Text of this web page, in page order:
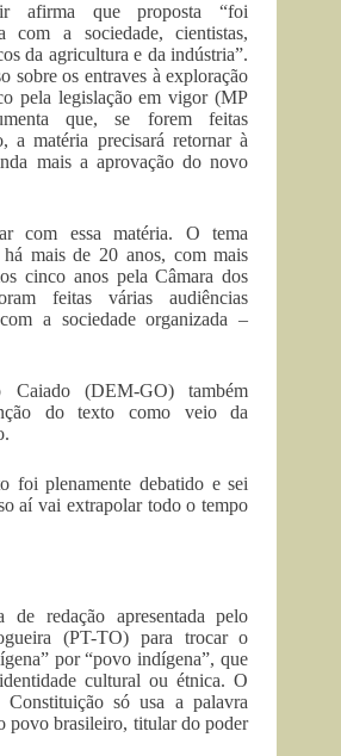
afirma que proposta “foi
com a sociedade, cientistas,
da agricultura e da indústria”.
sobre os entraves à exploração
pela legislação em vigor (MP
que, se forem feitas
a matéria precisará retornar à
mais a aprovação do novo
com essa matéria. O tema
mais de 20 anos, com mais
cinco anos pela Câmara dos
feitas várias audiências
a sociedade organizada –
Caiado (DEM-GO) também
do texto como veio da
foi plenamente debatido e sei
aí vai extrapolar todo o tempo
de redação apresentada pelo
(PT-TO) para trocar o
por “povo indígena”, que
cultural ou étnica. O
só usa a palavra
povo brasileiro, titular do poder